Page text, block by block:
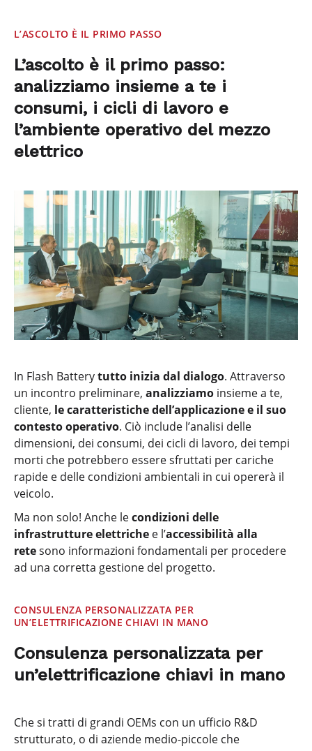
L’ASCOLTO È IL PRIMO PASSO
L’ascolto è il primo passo:
analizziamo insieme a te i
consumi, i cicli di lavoro e
l’ambiente operativo del mezzo
elettrico
In Flash Batterytutto inizia dal dialogo. Attraverso
un incontro preliminare, analizziamo insieme a te,
cliente, le caratteristiche dell’applicazione e il suo
contesto operativo. Ciò include l’analisi delle
dimensioni, dei consumi, dei cicli di lavoro, dei tempi
morti che potrebbero essere sfruttati per cariche
rapide e delle condizioni ambientali in cui opererà il
veicolo.
Ma non solo! Anche lecondizioni delle
infrastrutture elettriche e l’accessibilità alla
retesono informazioni fondamentali per procedere
ad una corretta gestione del progetto.
CONSULENZA PERSONALIZZATA PER
UN’ELETTRIFICAZIONE CHIAVI IN MANO
Consulenza personalizzata per
un’elettrificazione chiavi in mano
Che si tratti di grandi OEMs con un ufficio R&D
strutturato, o di aziende medio-piccole che